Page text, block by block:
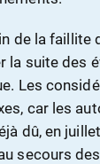
de la faillite
la suite des
Les
car les
dû, en
secours